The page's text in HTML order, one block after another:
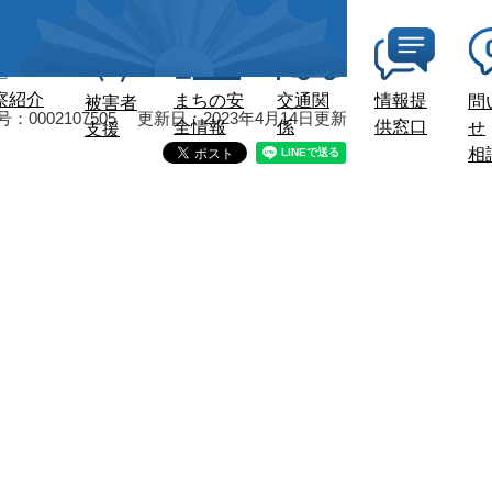
紹介
被害者
支援
まちの安
全情報
交通関
係
情報提
供窓口
問
せ
相
：0002107505 更新日：2023年4月14日更新